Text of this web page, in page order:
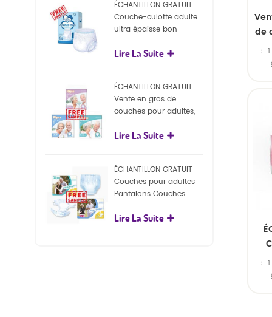
de
：
：
ÉCHANTILLON GRATUIT
Couche-culotte adulte
ultra épaisse bon
jetable pour adulte
Lire La Suite
ÉCHANTILLON GRATUIT
Vente en gros de
couches pour adultes,
adultes
Lire La Suite
ÉCHANTILLON GRATUIT
Couches pour adultes
Pantalons Couches
pour adultes
Lire La Suite